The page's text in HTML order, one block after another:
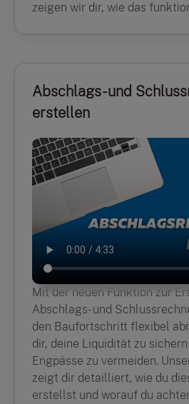
zeigen wir dir, wie das
Abschlags- und
erstellen
Mit der neuen Funktion zur
Abschlags- und
den Baufortschritt flexibel
dir, deine Liquidität zu
Engpässe zu vermeiden.
zeigt dir detailliert, wie du
erstellst und worauf du